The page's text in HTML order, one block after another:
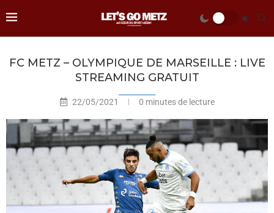
FC METZ – OLYMPIQUE DE MARSEILLE : LIVE
STREAMING GRATUIT
22/05/2021 0 minutes de lecture